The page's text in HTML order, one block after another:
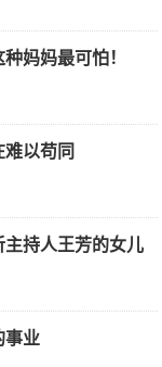
妈妈最可怕！
以苟同
持人王芳的女儿
事业